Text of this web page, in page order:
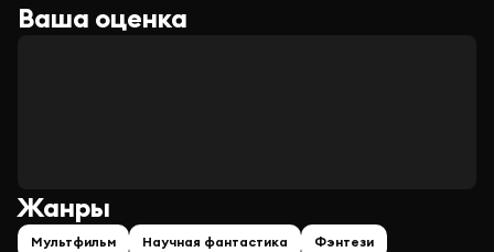
Ваша оценка
Жанры
Мультфильм Научная фантастика Фэнтези